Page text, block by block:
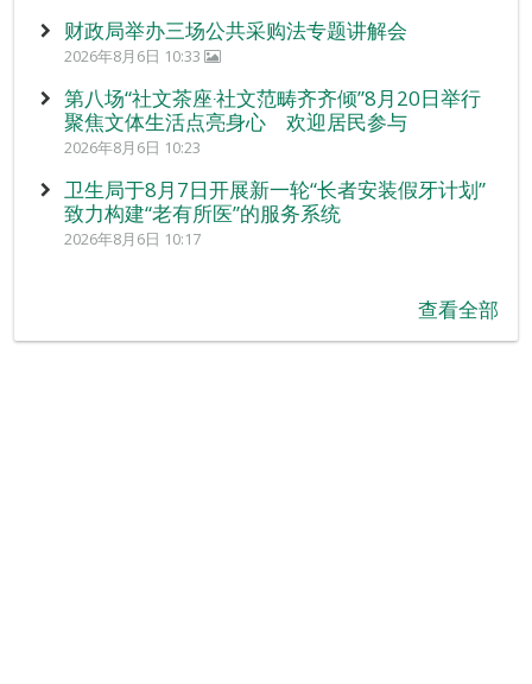
财政局举办三场公共采购法专题讲解会
2026年8月6日 10:33
第八场“社文茶座‧社文范畴齐齐倾”8月20日举行
聚焦文体生活点亮身心 欢迎居民参与
2026年8月6日 10:23
卫生局于8月7日开展新一轮“长者安装假牙计划”
致力构建“老有所医”的服务系统
2026年8月6日 10:17
查看全部